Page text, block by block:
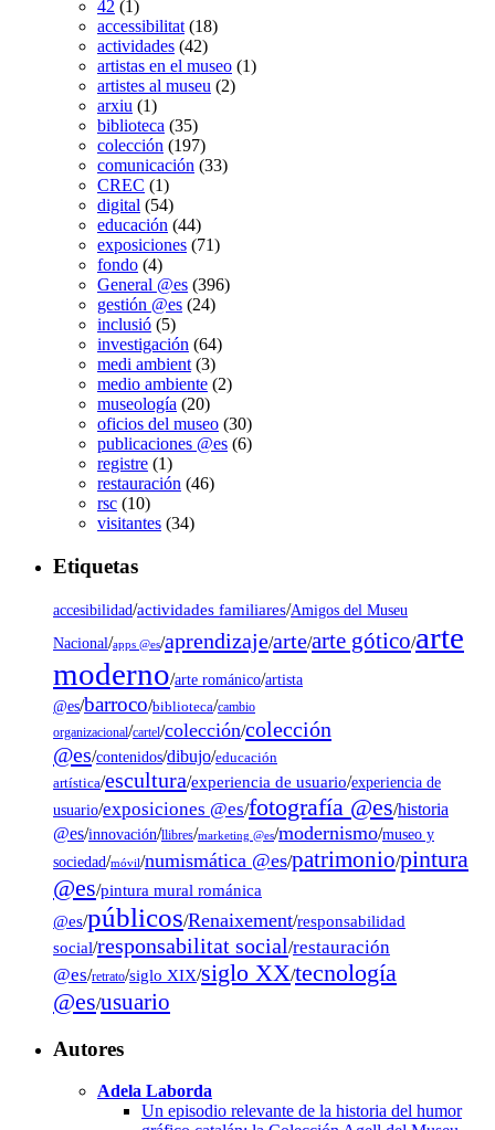
42 (1)
accessibilitat(18)
actividades (42)
artistas en el museo (1)
artistes al museu (2)
arxiu (1)
biblioteca (35)
colección (197)
comunicación (33)
CREC (1)
digital (54)
educación (44)
exposiciones (71)
fondo (4)
General @es (396)
gestión @es (24)
inclusió (5)
investigación (64)
medi ambient(3)
medio ambiente (2)
museología (20)
oficios del museo (30)
publicaciones @es (6)
registre (1)
restauración (46)
rsc (10)
visitantes (34)
Etiquetas
accesibilidad/actividades familiares/Amigos del Museu
Nacional/apps @es/aprendizaje/arte/arte gótico/arte
moderno/arte románico/artista
@es/barroco/biblioteca/cambio
organizacional/cartel/colección/colección
@es/contenidos/dibujo/educación
artística/escultura/experiencia de usuario/experiencia de
usuario/exposiciones @es/fotografía @es/historia
@es/innovación/llibres/marketing @es/modernismo/museo y
sociedad/móvil/numismática @es/patrimonio/pintura
@es/pintura mural románica
@es/públicos/Renaixement/responsabilidad
social/responsabilitat social/restauración
@es/retrato/siglo XIX/siglo XX/tecnología
@es/usuario
Autores
Adela Laborda
Un episodio relevante de la historia del humor